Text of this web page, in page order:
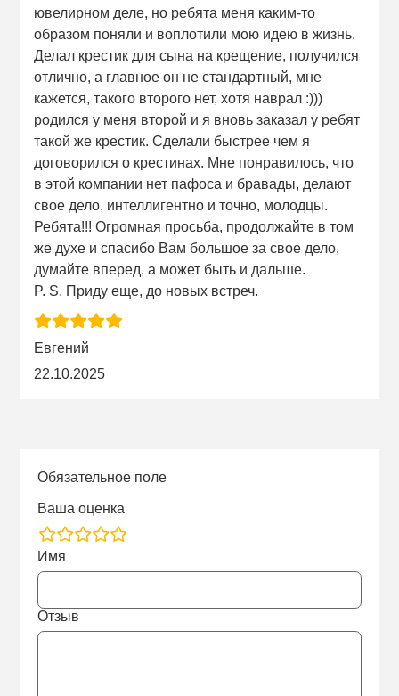
ювелирном деле, но ребята меня каким-то
образом поняли и воплотили мою идею в жизнь.
Делал крестик для сына на крещение, получился
отлично, а главное он не стандартный, мне
кажется, такого второго нет, хотя наврал :)))
родился у меня второй и я вновь заказал у ребят
такой же крестик. Сделали быстрее чем я
договорился о крестинах. Мне понравилось, что
в этой компании нет пафоса и бравады, делают
свое дело, интеллигентно и точно, молодцы.
Ребята!!! Огромная просьба, продолжайте в том
же духе и спасибо Вам большое за свое дело,
думайте вперед, а может быть и дальше.
P. S. Приду еще, до новых встреч.
Евгений
22.10.2025
Обязательное поле
Ваша оценка
rating
fields
Имя
Отзыв